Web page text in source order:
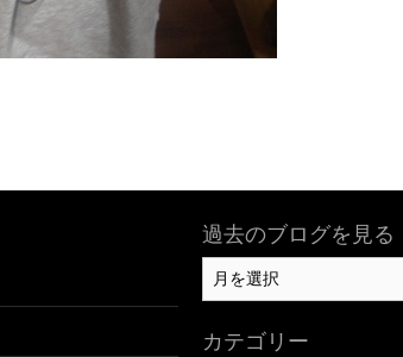
過去のブログを見る
過
去
ブ
カテゴリー